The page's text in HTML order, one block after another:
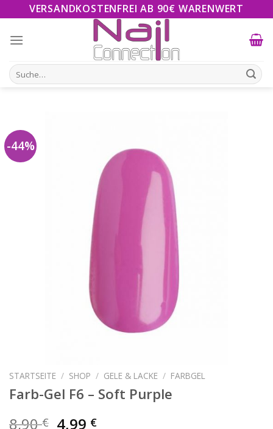
to
content
VERSANDKOSTENFREI AB 90€ WARENWERT
Suche
nach:
-44%
STARTSEITE / SHOP / GELE & LACKE / FARBGEL
Farb-Gel F6 – Soft Purple
8,90€ 4,99 €